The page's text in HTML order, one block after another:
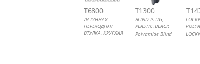
T6800
ЛАТУННАЯ
ПЕРЕХОДНАЯ
ВТУЛКА, КРУГЛАЯ
T1300
BLIND PLUG,
PLASTIC, BLACK
Polyamide Blind